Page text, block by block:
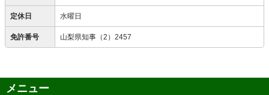
定休日 水曜日
免許番号 山梨県知事（2）2457
メニュー